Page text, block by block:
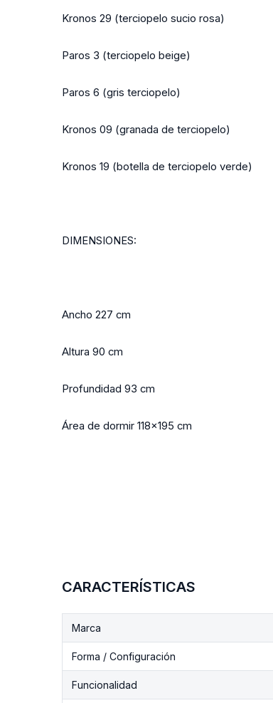
Kronos 29 (terciopelo sucio rosa)
Paros 3 (terciopelo beige)
Paros 6 (gris terciopelo)
Kronos 09 (granada de terciopelo)
Kronos 19 (botella de terciopelo verde)
DIMENSIONES:
Ancho 227 cm
Altura 90 cm
Profundidad 93 cm
Área de dormir 118x195 cm
CARACTERÍSTICAS
Marca
Forma / Configuración
Funcionalidad